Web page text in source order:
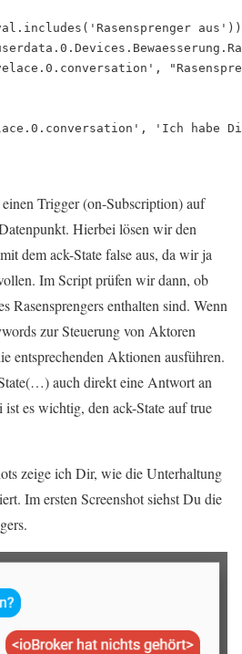
'Ich habe
Trigger (on-Subscription) auf
Hierbei lösen wir den
dem ack-State false aus, da wir ja
Im Script prüfen wir dann, ob
Rasensprengers enthalten sind. Wenn
zur Steuerung von Aktoren
entsprechenden Aktionen ausführen.
auch direkt eine Antwort an
es wichtig, den ack-State auf true
zeige ich Dir, wie die Unterhaltung
Im ersten Screenshot siehst Du die